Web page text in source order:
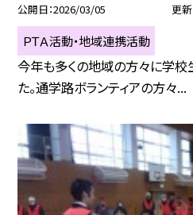
公開日 2026/03/05 更
ＰＴＡ活動・地域連携活動
今年も多くの地域の方々に学校
た。通学路ボランティアの方々...